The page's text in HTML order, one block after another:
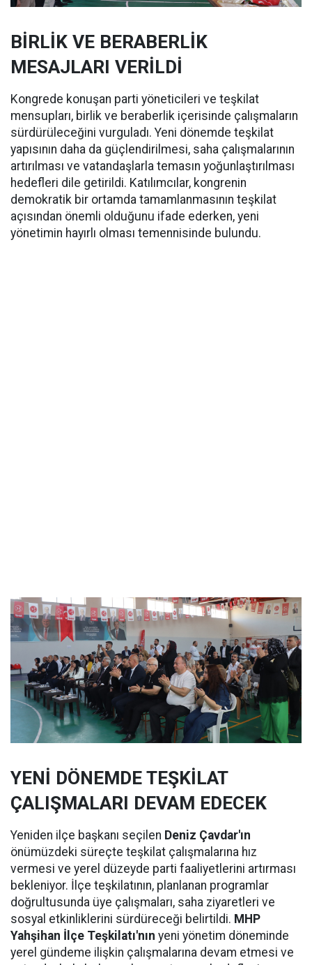
BİRLİK VE BERABERLİK
MESAJLARI VERİLDİ
Kongrede konuşan parti yöneticileri ve teşkilat
mensupları, birlik ve beraberlik içerisinde çalışmaların
sürdürüleceğini vurguladı. Yeni dönemde teşkilat
yapısının daha da güçlendirilmesi, saha çalışmalarının
artırılması ve vatandaşlarla temasın yoğunlaştırılması
hedefleri dile getirildi. Katılımcılar, kongrenin
demokratik bir ortamda tamamlanmasının teşkilat
açısından önemli olduğunu ifade ederken, yeni
yönetimin hayırlı olması temennisinde bulundu.
YENİ DÖNEMDE TEŞKİLAT
ÇALIŞMALARI DEVAM EDECEK
Yeniden ilçe başkanı seçilen Deniz Çavdar'ın
önümüzdeki süreçte teşkilat çalışmalarına hız
vermesi ve yerel düzeyde parti faaliyetlerini artırması
bekleniyor. İlçe teşkilatının, planlanan programlar
doğrultusunda üye çalışmaları, saha ziyaretleri ve
sosyal etkinliklerini sürdüreceği belirtildi. MHP
Yahşihan İlçe Teşkilatı'nın yeni yönetim döneminde
yerel gündeme ilişkin çalışmalarına devam etmesi ve